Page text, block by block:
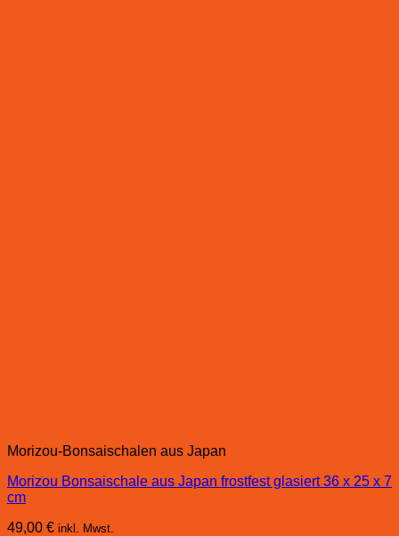
Morizou-Bonsaischalen aus Japan
Morizou Bonsaischale aus Japan frostfest glasiert 36 x 25 x 7
cm
49,00 € inkl. Mwst.